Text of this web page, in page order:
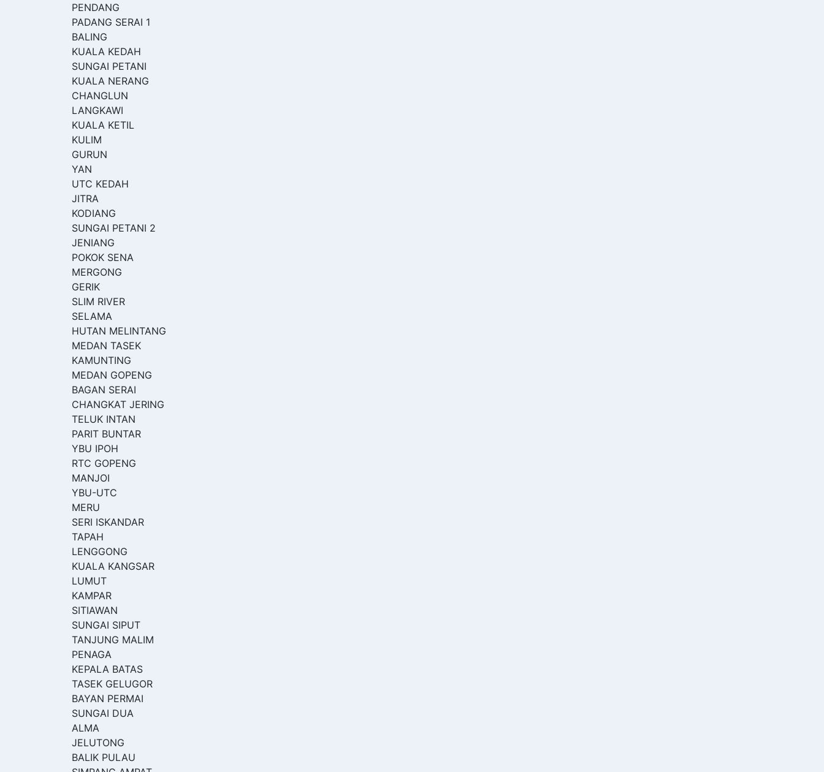
PENDANG
PADANG SERAI 1
BALING
KUALA KEDAH
SUNGAI PETANI
KUALA NERANG
CHANGLUN
LANGKAWI
KUALA KETIL
KULIM
GURUN
YAN
UTC KEDAH
JITRA
KODIANG
SUNGAI PETANI 2
JENIANG
POKOK SENA
MERGONG
GERIK
SLIM RIVER
SELAMA
HUTAN MELINTANG
MEDAN TASEK
KAMUNTING
MEDAN GOPENG
BAGAN SERAI
CHANGKAT JERING
TELUK INTAN
PARIT BUNTAR
YBU IPOH
RTC GOPENG
MANJOI
YBU-UTC
MERU
SERI ISKANDAR
TAPAH
LENGGONG
KUALA KANGSAR
LUMUT
KAMPAR
SITIAWAN
SUNGAI SIPUT
TANJUNG MALIM
PENAGA
KEPALA BATAS
TASEK GELUGOR
BAYAN PERMAI
SUNGAI DUA
ALMA
JELUTONG
BALIK PULAU